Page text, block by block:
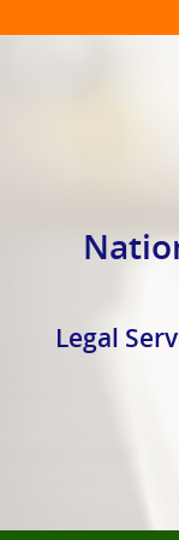
Legal